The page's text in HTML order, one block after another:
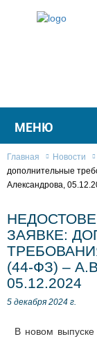
МЕНЮ
Главная Новости
дополнительные
Александрова,
ЗАЯВКЕ:
(44-ФЗ) –
05.12.2024
5 декабря 2024 г.
В новом